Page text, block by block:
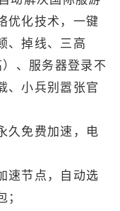
优化技术，一键
、掉线、三高
、服务器登录不
、小兵别嚣张官
久免费加速，电
速节点，自动选